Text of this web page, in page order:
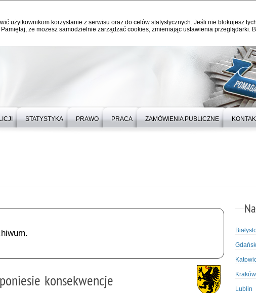
użytkownikom korzystanie z serwisu oraz do celów statystycznych. Jeśli nie blokujesz
że możesz samodzielnie zarządzać cookies, zmieniając ustawienia przeglądarki.
STATYSTYKA PRAWO PRACA ZAMÓWIENIA PUBLICZNE
konsekwencje
Gdańsk
Kraków
Lublin